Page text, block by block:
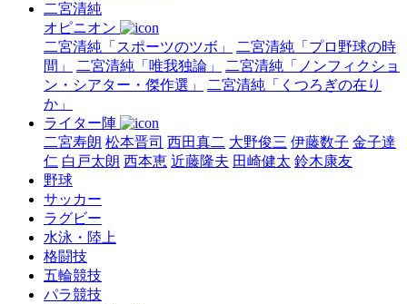
二宮清純
オピニオン
二宮清純「スポーツのツボ」
二宮清純「プロ野球の時
間」
二宮清純「唯我独論」
二宮清純「ノンフィクショ
ン・シアター・傑作選」
二宮清純「くつろぎの在り
か」
ライター陣
二宮寿朗 松本晋司 西田真二 大野俊三 伊藤数子 金子達
仁 白戸太朗 西本恵 近藤隆夫 田崎健太 鈴木康友
野球
サッカー
ラグビー
水泳・陸上
格闘技
五輪競技
パラ競技